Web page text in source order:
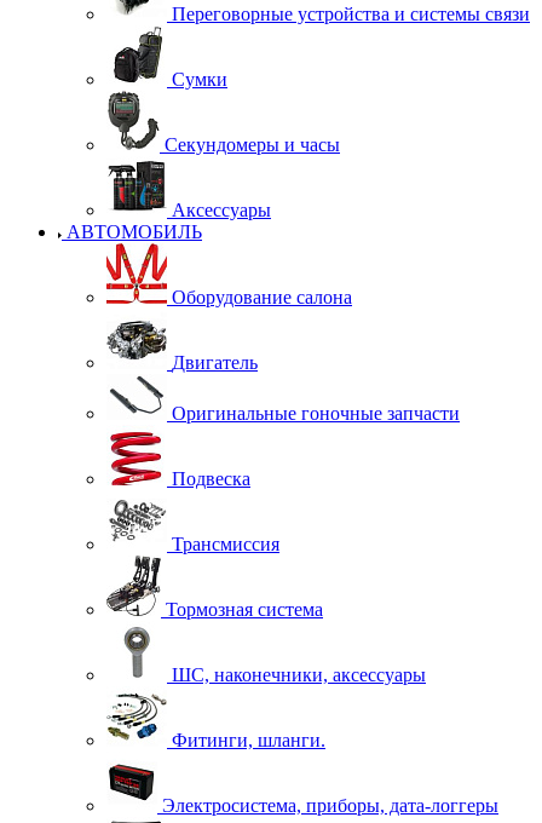
Переговорные устройства и системы связи
Сумки
Секундомеры и часы
Аксессуары
АВТОМОБИЛЬ
Оборудование салона
Двигатель
Оригинальные гоночные запчасти
Подвеска
Трансмиссия
Тормозная система
ШС, наконечники, аксессуары
Фитинги, шланги.
Электросистема, приборы, дата-логгеры